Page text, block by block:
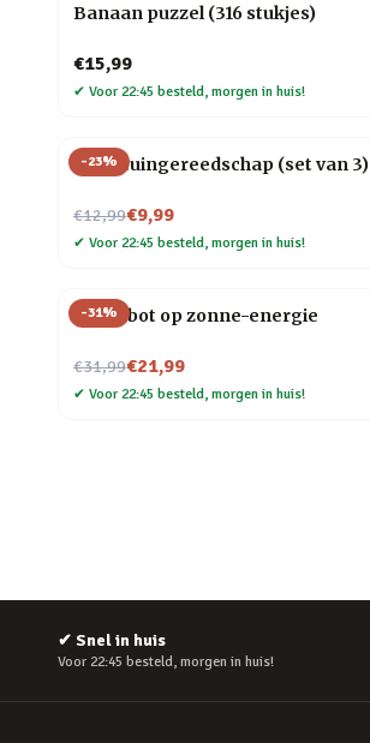
Banaan puzzel (316 stukjes)
€15,99
✔ Voor 22:45 besteld, morgen in huis!
-23%
Klein tuingereedschap (set van 3)
€12,99
Nu voor€9,99
✔ Voor 22:45 besteld, morgen in huis!
-31%
DIY robot op zonne-energie
€31,99
Nu voor€21,99
✔ Voor 22:45 besteld, morgen in huis!
✔ Snel in huis
Voor 22:45 besteld, morgen in huis!